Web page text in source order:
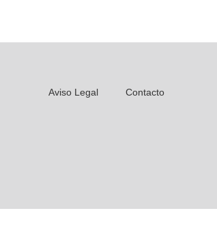
Aviso Legal Contacto